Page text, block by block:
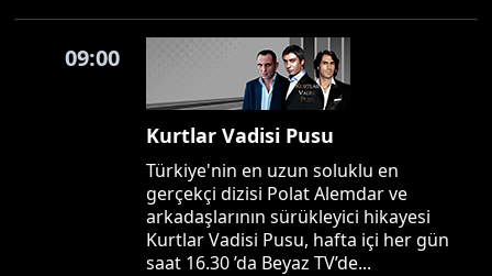
09:00
Kurtlar Vadisi Pusu
Türkiye'nin en uzun soluklu en
gerçekçi dizisi Polat Alemdar ve
arkadaşlarının sürükleyici hikayesi
Kurtlar Vadisi Pusu, hafta içi her gün
saat 16.30 ’da Beyaz TV’de...